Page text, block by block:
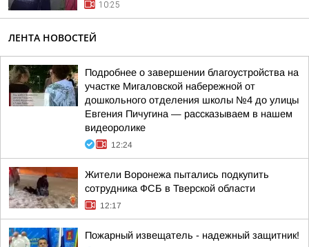
10:25
ЛЕНТА НОВОСТЕЙ
Подробнее о завершении благоустройства на
участке Мигаловской набережной от
дошкольного отделения школы №4 до улицы
Евгения Пичугина — рассказываем в нашем
видеоролике
12:24
Жители Воронежа пытались подкупить
сотрудника ФСБ в Тверской области
12:17
Пожaрный извещатель - надежный зaщитник!